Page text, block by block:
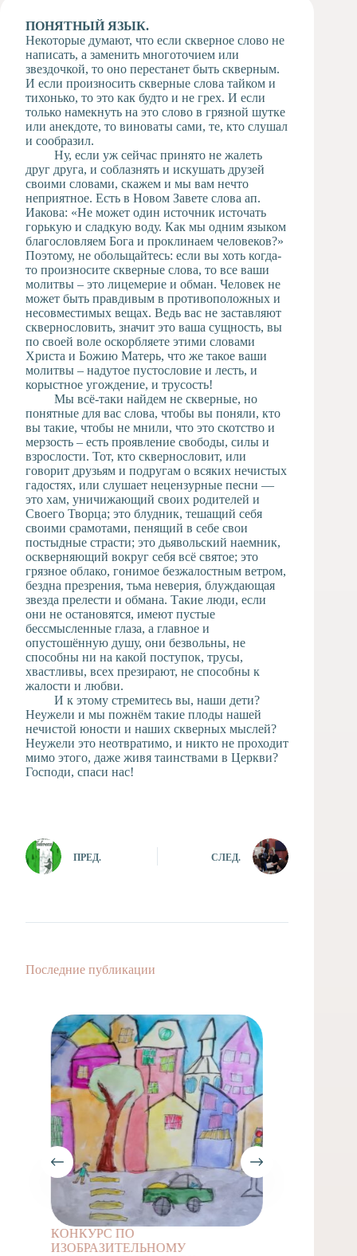
Художественная
студия
Музыкальное
отделение
Психологическая
Служба
Тьюторская
служба
ПОНЯТНЫЙ ЯЗЫК.
Некоторые думают, что если скверное слово не
написать, а заменить многоточием или
звездочкой, то оно перестанет быть скверным.
И если произносить скверные слова тайком и
тихонько, то это как будто и не грех. И если
только намекнуть на это слово в грязной шутке
или анекдоте, то виноваты сами, те, кто слушал
и сообразил.
Ну, если уж сейчас принято не жалеть
друг друга, и соблазнять и искушать друзей
своими словами, скажем и мы вам нечто
неприятное. Есть в Новом Завете слова ап.
Иакова: «Не может один источник источать
горькую и сладкую воду. Как мы одним языком
благословляем Бога и проклинаем человеков?»
Поэтому, не обольщайтесь: если вы хоть когда-
то произносите скверные слова, то все ваши
молитвы – это лицемерие и обман. Человек не
может быть правдивым в противоположных и
несовместимых вещах. Ведь вас не заставляют
сквернословить, значит это ваша сущность, вы
по своей воле оскорбляете этими словами
Христа и Божию Матерь, что же такое ваши
молитвы – надутое пустословие и лесть, и
корыстное угождение, и трусость!
Мы всё-таки найдем не скверные, но
понятные для вас слова, чтобы вы поняли, кто
вы такие, чтобы не мнили, что это скотство и
мерзость – есть проявление свободы, силы и
взрослости. Тот, кто сквернословит, или
говорит друзьям и подругам о всяких нечистых
гадостях, или слушает нецензурные песни —
это хам, уничижающий своих родителей и
Своего Творца; это блудник, тешащий себя
своими срамотами, пенящий в себе свои
постыдные страсти; это дьявольский наемник,
оскверняющий вокруг себя всё святое; это
грязное облако, гонимое безжалостным ветром,
бездна презрения, тьма неверия, блуждающая
звезда прелести и обмана. Такие люди, если
они не остановятся, имеют пустые
бессмысленные глаза, а главное и
опустошённую душу, они безвольны, не
способны ни на какой поступок, трусы,
хвастливы, всех презирают, не способны к
жалости и любви.
И к этому стремитесь вы, наши дети?
Неужели и мы пожнём такие плоды нашей
нечистой юности и наших скверных мыслей?
Неужели это неотвратимо, и никто не проходит
мимо этого, даже живя таинствами в Церкви?
Господи, спаси нас!
ПРЕД. СЛЕД.
Последние публикации
КОНКУРС ПО
ИЗОБРАЗИТЕЛЬНОМУ